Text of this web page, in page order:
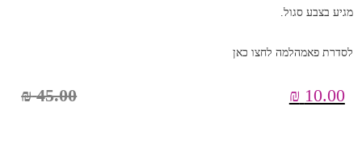
מגיע בצבע סגול.
לסדרת פאמהלמה לחצו כאן
10.00
₪
45.00
₪